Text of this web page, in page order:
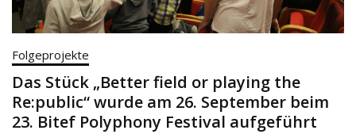
Folgeprojekte
Das Stück „Better field or playing the
Re:public“ wurde am 26. September beim
23. Bitef Polyphony Festival aufgeführt